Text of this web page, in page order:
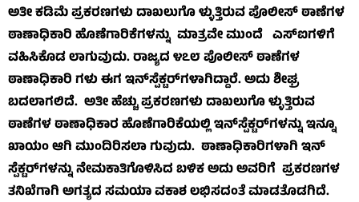
ಅತೀ ಕಡಿಮೆ ಪ್ರಕರಣಗಳು ದಾಖಲುಗೊ ಳ್ಳುತ್ತಿರುವ ಪೊಲೀಸ್ ಠಾಣೆಗಳ
ಠಾಣಾಧಿಕಾರಿ ಹೊಣೆಗಾರಿಕೆಗಳನ್ನು ಮಾತ್ರವೇ ಮುಂದೆ ಎಸ್‌ಐಗಳಿಗೆ
ವಹಿಸಿಕೊಡ ಲಾಗುವುದು. ರಾಜ್ಯದ ೪೭೮ ಪೊಲೀಸ್ ಠಾಣೆಗಳ
ಠಾಣಾಧಿಕಾರಿ ಗಳು ಈಗ ಇನ್‌ಸ್ಪೆಕ್ಟರ್‌ಗಳಾಗಿದ್ದಾರೆ. ಅದು ಶೀಘ್ರ
ಬದಲಾಗಲಿದೆ. ಅತೀ ಹೆಚ್ಚು ಪ್ರಕರಣಗಳು ದಾಖಲುಗೊ ಳ್ಳುತ್ತಿರುವ
ಠಾಣೆಗಳ ಠಾಣಾಧಿಕಾರ ಹೊಣೆಗಾರಿಕೆಯಲ್ಲಿ ಇನ್‌ಸ್ಪೆಕ್ಟರ್‌ಗಳನ್ನು ಇನ್ನೂ
ಖಾಯಂ ಆಗಿ ಮುಂದಿರಿಸಲಾ ಗುವುದು. ಠಾಣಾಧಿಕಾರಿಗಳಾಗಿ ಇನ್
ಸ್ಪೆಕ್ಟರ್‌ಗಳನ್ನು ನೇಮಕಾತಿಗೊಳಿಸಿದ ಬಳಿಕ ಅದು ಅವರಿಗೆ ಪ್ರಕರಣಗಳ
ತನಿಖೆಗಾಗಿ ಅಗತ್ಯದ ಸಮಯಾ ವಕಾಶ ಲಭಿಸದಂತೆ ಮಾಡತೊಡಗಿದೆ.